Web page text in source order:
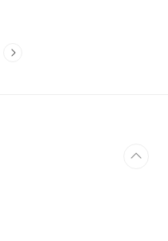
리엔워의 뜻은 나와 연결되다
어 버전은 PC、Mac、IOS、